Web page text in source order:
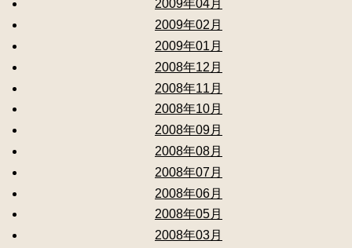
2009年04月
2009年02月
2009年01月
2008年12月
2008年11月
2008年10月
2008年09月
2008年08月
2008年07月
2008年06月
2008年05月
2008年03月